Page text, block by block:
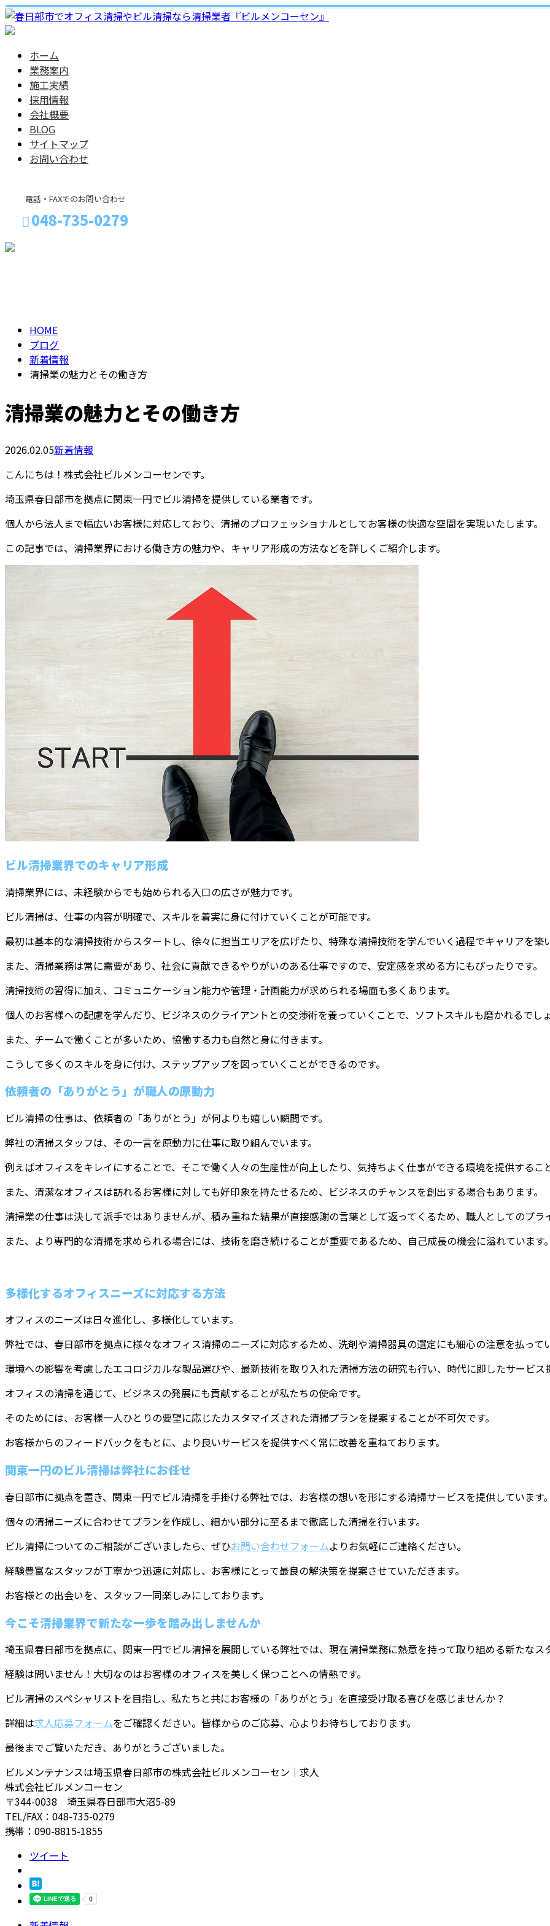
ホーム
業務案内
施工実績
採用情報
会社概要
BLOG
サイトマップ
お問い合わせ
電話・FAXでのお問い合わせ
048-735-0279
HOME
ブログ
新着情報
清掃業の魅力とその働き方
清掃業の魅力とその働き方
2026.02.05新着情報
こんにちは！株式会社ビルメンコーセンです。
埼玉県春日部市を拠点に関東一円でビル清掃を提供している業者です。
個人から法人まで幅広いお客様に対応しており、清掃のプロフェッショナルとしてお客様の快適な空間を実現いたします。
この記事では、清掃業界における働き方の魅力や、キャリア形成の方法などを詳しくご紹介します。
ビル清掃業界でのキャリア形成
清掃業界には、未経験からでも始められる入口の広さが魅力です。
ビル清掃は、仕事の内容が明確で、スキルを着実に身に付けていくことが可能です。
最初は基本的な清掃技術からスタートし、徐々に担当エリアを広げたり、特殊な清掃技術を学んでいく過程でキャリアを築
また、清掃業務は常に需要があり、社会に貢献できるやりがいのある仕事ですので、安定感を求める方にもぴったりです。
清掃技術の習得に加え、コミュニケーション能力や管理・計画能力が求められる場面も多くあります。
個人のお客様への配慮を学んだり、ビジネスのクライアントとの交渉術を養っていくことで、ソフトスキルも磨かれるでしょ
また、チームで働くことが多いため、協働する力も自然と身に付きます。
こうして多くのスキルを身に付け、ステップアップを図っていくことができるのです。
依頼者の「ありがとう」が職人の原動力
ビル清掃の仕事は、依頼者の「ありがとう」が何よりも嬉しい瞬間です。
弊社の清掃スタッフは、その一言を原動力に仕事に取り組んでいます。
例えばオフィスをキレイにすることで、そこで働く人々の生産性が向上したり、気持ちよく仕事ができる環境を提供するこ
また、清潔なオフィスは訪れるお客様に対しても好印象を持たせるため、ビジネスのチャンスを創出する場合もあります。
清掃業の仕事は決して派手ではありませんが、積み重ねた結果が直接感謝の言葉として返ってくるため、職人としてのプラ
また、より専門的な清掃を求められる場合には、技術を磨き続けることが重要であるため、自己成長の機会に溢れています。
多様化するオフィスニーズに対応する方法
オフィスのニーズは日々進化し、多様化しています。
弊社では、春日部市を拠点に様々なオフィス清掃のニーズに対応するため、洗剤や清掃器具の選定にも細心の注意を払ってい
環境への影響を考慮したエコロジカルな製品選びや、最新技術を取り入れた清掃方法の研究も行い、時代に即したサービス
オフィスの清掃を通じて、ビジネスの発展にも貢献することが私たちの使命です。
そのためには、お客様一人ひとりの要望に応じたカスタマイズされた清掃プランを提案することが不可欠です。
お客様からのフィードバックをもとに、より良いサービスを提供すべく常に改善を重ねております。
関東一円のビル清掃は弊社にお任せ
春日部市に拠点を置き、関東一円でビル清掃を手掛ける弊社では、お客様の想いを形にする清掃サービスを提供しています。
個々の清掃ニーズに合わせてプランを作成し、細かい部分に至るまで徹底した清掃を行います。
ビル清掃についてのご相談がございましたら、ぜひお問い合わせフォームよりお気軽にご連絡ください。
経験豊富なスタッフが丁寧かつ迅速に対応し、お客様にとって最良の解決策を提案させていただきます。
お客様との出会いを、スタッフ一同楽しみにしております。
今こそ清掃業界で新たな一歩を踏み出しませんか
埼玉県春日部市を拠点に、関東一円でビル清掃を展開している弊社では、現在清掃業務に熱意を持って取り組める新たなス
経験は問いません！大切なのはお客様のオフィスを美しく保つことへの情熱です。
ビル清掃のスペシャリストを目指し、私たちと共にお客様の「ありがとう」を直接受け取る喜びを感じませんか？
詳細は求人応募フォームをご確認ください。皆様からのご応募、心よりお待ちしております。
最後までご覧いただき、ありがとうございました。
ビルメンテナンスは埼玉県春日部市の株式会社ビルメンコーセン｜求人
株式会社ビルメンコーセン
〒344-0038 埼玉県春日部市大沼5-89
TEL/FAX：048-735-0279
携帯：090-8815-1855
ツイート